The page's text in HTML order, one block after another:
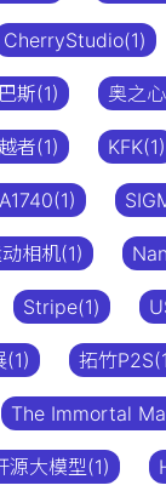
CherryStudio(1)
斯(1) 奥之
者(1) KFK(1)
相机(1)
Stripe(1)
(1) 拓竹
The Immortal
源大模型(1)